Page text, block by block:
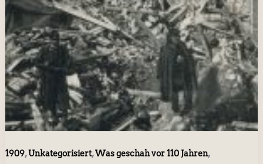
1909,Unkategorisiert,Was geschah vor 110 Jahren,